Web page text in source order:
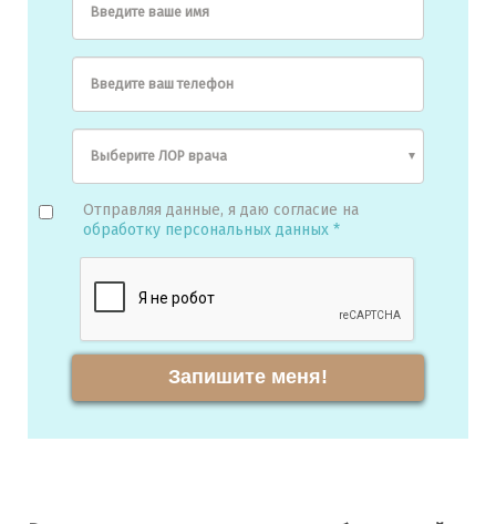
Введите ваше имя
Введите ваш телефон
Отправляя данные, я даю согласие на
обработку персональных данных *
Запишите меня!